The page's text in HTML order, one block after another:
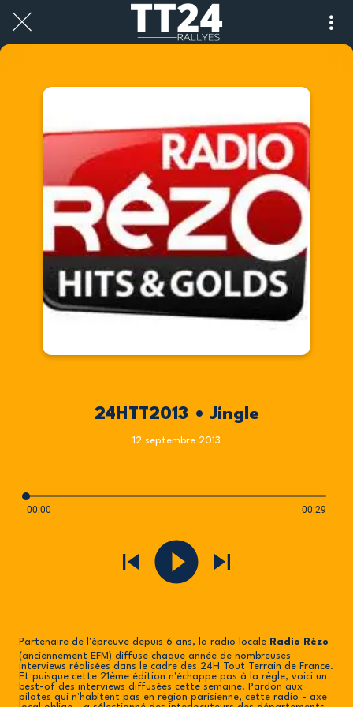
24HTT2013 • Jingle
12 septembre 2013
00:00 00:29
Partenaire de l'épreuve depuis 6 ans, la radio locale Radio Rézo
(anciennement EFM) diffuse chaque année de nombreuses
interviews réalisées dans le cadre des 24H Tout Terrain de France.
Et puisque cette 21ème édition n'échappe pas à la règle, voici un
best-of des interviews diffusées cette semaine. Pardon aux
pilotes qui n'habitent pas en région parisienne, cette radio - axe